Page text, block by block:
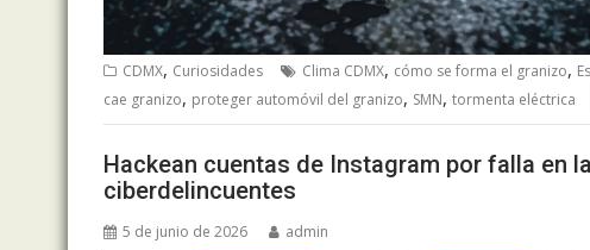
CDMX, Curiosidades Clima CDMX, cómo se forma el granizo,
cae granizo, proteger automóvil del granizo, SMN, tormenta eléctrica
Hackean cuentas de Instagram por falla en
ciberdelincuentes
5 de junio de 2026 admin